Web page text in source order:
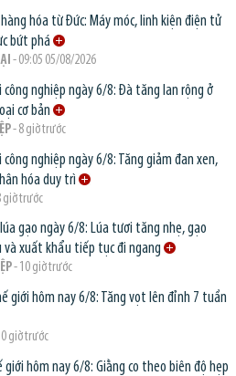
hóa từ Đức: Máy móc, linh kiện điện tử
bứt phá
- 09:05 05/08/2026
công nghiệp ngày 6/8: Đà tăng lan rộng ở
cơ bản
- 8 giờ trước
công nghiệp ngày 6/8: Tăng giảm đan xen,
hóa duy trì
giờ trước
gạo ngày 6/8: Lúa tươi tăng nhẹ, gạo
và xuất khẩu tiếp tục đi ngang
- 10 giờ trước
giới hôm nay 6/8: Tăng vọt lên đỉnh 7 tuần
giờ trước
giới hôm nay 6/8: Giằng co theo biên độ hẹp